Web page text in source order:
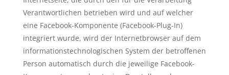
Verantwortlichen betrieben wird und auf welcher
eine Facebook-Komponente (Facebook-Plug-In)
integriert wurde, wird der Internetbrowser auf dem
informationstechnologischen System der betroffenen
Person automatisch durch die jeweilige Facebook-